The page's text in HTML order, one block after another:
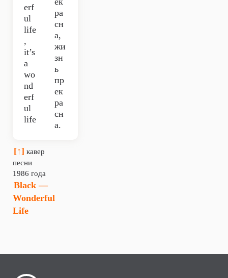
erf
ul
life
,
it’s
a
wo
nd
erf
ul
life
ра
сн
а,
жи
зн
ь
пр
ек
ра
сн
а.
[↑] кавер
песни
1986 года
Black —
Wonderful
Life